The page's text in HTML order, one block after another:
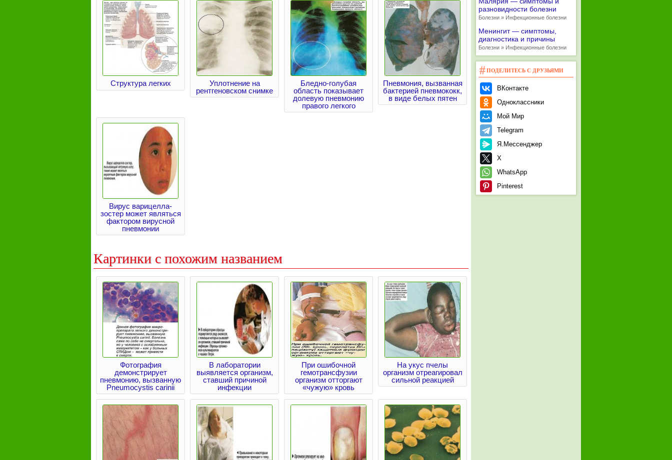
Структура легких
Уплотнение на
рентгеновском снимке
Бледно-голубая
область показывает
долевую пневмонию
правого легкого
Пневмония, вызванная
бактерией пневмококк,
в виде белых пятен
Вирус варицелла-
зостер может являться
фактором вирусной
пневмонии
Картинки с похожим названием
Фотография
демонстрирует
пневмонию, вызванную
Pneumocystis carinii
В лаборатории
выявляется организм,
ставший причиной
инфекции
При ошибочной
гемотрансфузии
организм отторгают
«чужую» кровь
На укус пчелы
организм отреагировал
сильной реакцией
разновидности болезни
Болезни » Инфекционные болезни
Менингит — симптомы,
диагностика и причины
Болезни » Инфекционные болезни
ПОДЕЛИТЕСЬ С ДРУЗЬЯМИ
ВКонтакте
Одноклассники
Мой Мир
Telegram
Я.Мессенджер
X
WhatsApp
Pinterest